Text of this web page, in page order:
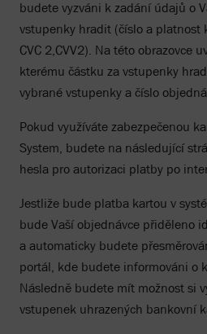
budete vyzváni k zadání údajů o
vstupenky hradit (číslo a platnost
CVC 2,CVV2). Na této obrazovce
kterému částku za vstupenky
vybrané vstupenky a číslo
Pokud využíváte zabezpečenou
System, budete na následující
hesla pro autorizaci platby po
Jestliže bude platba kartou v
bude Vaší objednávce přiděleno
a automaticky budete
portál, kde budete informováni o
Následně budete mít možnost si
vstupenek uhrazených bankovní